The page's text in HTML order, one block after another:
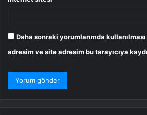
Daha sonraki yorumlarımda
adresim ve site adresim bu tarayıcıya